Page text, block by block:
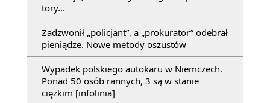
tory...
Zadzwonił „policjant”, a „prokurator” odebrał
pieniądze. Nowe metody oszustów
Wypadek polskiego autokaru w Niemczech.
Ponad 50 osób rannych, 3 są w stanie
ciężkim [infolinia]